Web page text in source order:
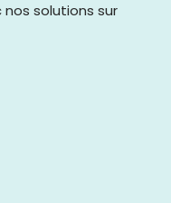
solutions sur